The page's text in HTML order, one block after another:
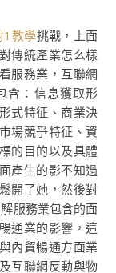
1教學挑戰，上面
傳統產業怎么樣
服務業，互聯網
含：信息獲取形
式特征、商業決
場競爭特征、資
的目的以及具體
產生的影不知過
開了她，然後對
服務業包含的面
通業的影響，這
內貿暢通方面業
互聯網反動與物